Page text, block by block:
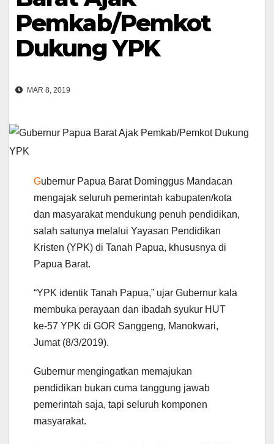
Pemkab/Pemkot
Dukung YPK
MAR 8, 2019
Gubernur Papua Barat Dominggus Mandacan
mengajak seluruh pemerintah kabupaten/kota
dan masyarakat mendukung penuh pendidikan,
salah satunya melalui Yayasan Pendidikan
Kristen (YPK) di Tanah Papua, khususnya di
Papua Barat.
“YPK identik Tanah Papua,” ujar Gubernur kala
membuka perayaan dan ibadah syukur HUT
ke-57 YPK di GOR Sanggeng, Manokwari,
Jumat (8/3/2019).
Gubernur mengingatkan memajukan
pendidikan bukan cuma tanggung jawab
pemerintah saja, tapi seluruh komponen
masyarakat.